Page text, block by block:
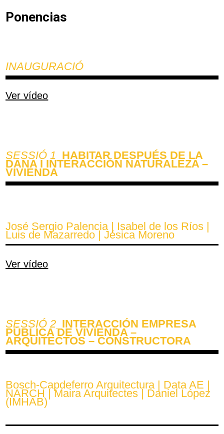
Ponencias
INAUGURACIÓ
Ver vídeo
SESSIÓ 1 _HABITAR DESPUÉS DE LA
DANA I INTERACCIÓN NATURALEZA –
VIVIENDA
José Sergio Palencia | Isabel de los Ríos |
Luis de Mazarredo | Jésica Moreno
Ver vídeo
SESSIÓ 2 _INTERACCIÓN EMPRESA
PÚBLICA DE VIVIENDA –
ARQUITECTOS – CONSTRUCTORA
Bosch-Capdeferro Arquitectura | Data AE |
NARCH | Maira Arquitectes | Daniel López
(IMHAB)